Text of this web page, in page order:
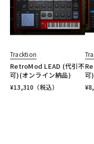
Tracktion
RetroMod LEAD (代引不
可)(オンライン納品)
¥13,310 （税込）
可
¥